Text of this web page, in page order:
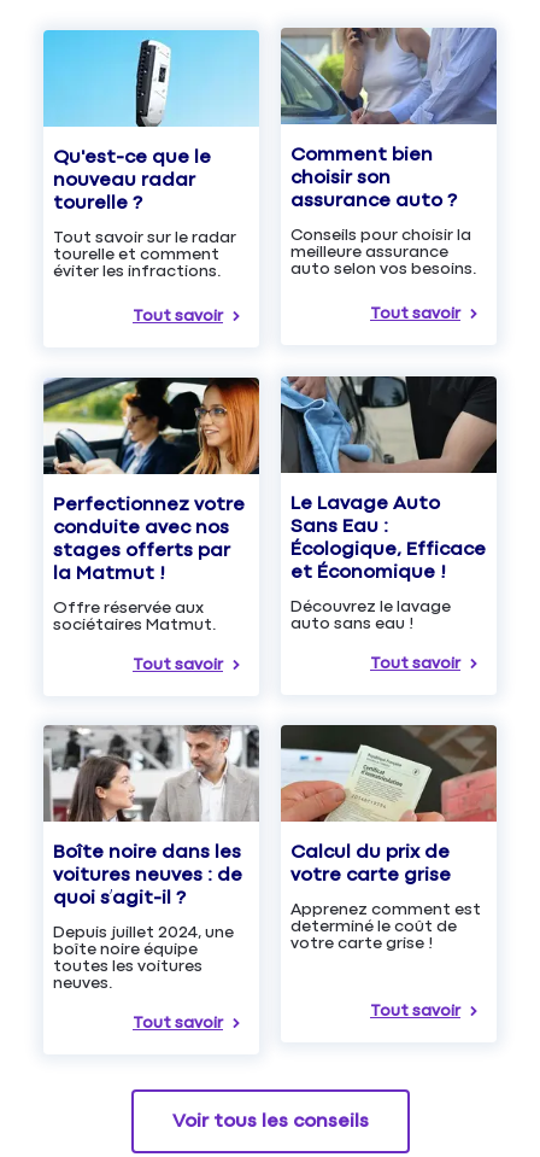
Qu'est-ce que le
nouveau radar
tourelle ?
Tout savoir sur le radar
tourelle et comment
éviter les infractions.
Tout savoir
Comment bien
choisir son
assurance auto ?
Conseils pour choisir la
meilleure assurance
auto selon vos besoins.
Tout savoir
Perfectionnez votre
conduite avec nos
stages offerts par
la Matmut !
Offre réservée aux
sociétaires Matmut.
Tout savoir
Le Lavage Auto
Sans Eau :
Écologique, Efficace
et Économique !
Découvrez le lavage
auto sans eau !
Tout savoir
Boîte noire dans les
voitures neuves : de
quoi s’agit-il ?
Depuis juillet 2024, une
boîte noire équipe
toutes les voitures
neuves.
Tout savoir
Calcul du prix de
votre carte grise
Apprenez comment est
determiné le coût de
votre carte grise !
Tout savoir
Voir tous les conseils